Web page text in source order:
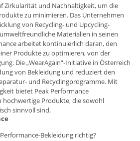
Zirkularität und Nachhaltigkeit, um die
zu minimieren. Das Unternehmen
von Recycling- und Upcycling-
Materialien in seinen
arbeitet kontinuierlich daran, den
Produkte zu optimieren, von der
Die „WearAgain“-Initiative in Österreich
von Bekleidung und reduziert den
und Recyclingprogramme. Mit
bietet Peak Performance
Produkte, die sowohl
sinnvoll sind.
Bekleidung richtig?